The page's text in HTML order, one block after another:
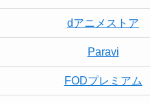
dアニメストア
Paravi
FODプレミアム